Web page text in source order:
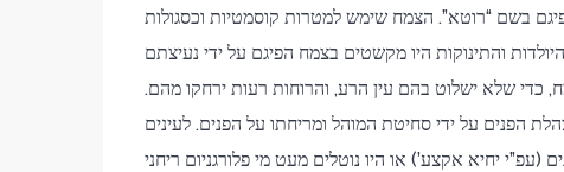
בשם “רוטא”. הצמח שימש למטרות קוסמטיות וכסגולות
והתינוקות היו מקשטים בצמח הפיגם על ידי נעיצתם
כדי שלא ישלוט בהם עין הרע, והרוחות רעות ירחקו מהם.
הפנים על ידי סחיטת המוהל ומריחתו על הפנים. לעינים
יחיא אקצע’) או היו נוטלים מעט מי פלורגניום ריחני